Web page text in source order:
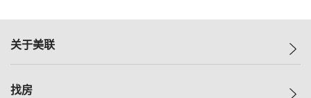
关于美联
美联集团
找房